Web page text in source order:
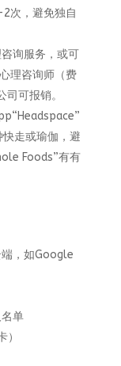
次，避免独自
询服务，或可
理咨询师（费
可报销。
走或瑜伽，避
Foods”有有
，如Google
单